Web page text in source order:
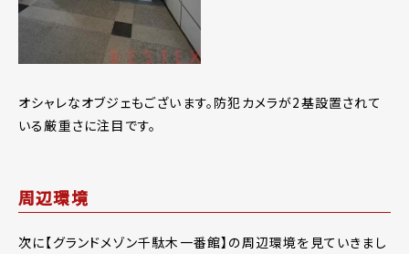
オシャレなオブジェもございます。防犯カメラが2基設置されて
いる厳重さに注目です。
周辺環境
次に【グランドメゾン千駄木一番館】の周辺環境を見ていきまし